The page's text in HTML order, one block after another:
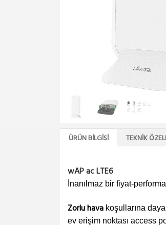
ÜRÜN BILGISI TEKNIK
wAP ac LTE6
İnanılmaz bir fiyat-
Zorlu hava koşullarına
ev erişim noktası access